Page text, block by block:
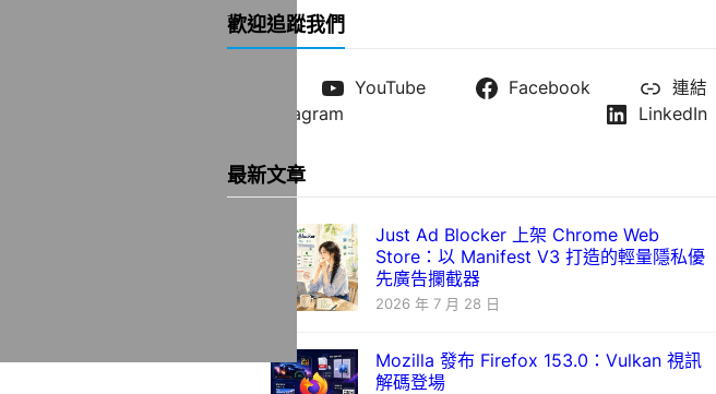
歡迎追蹤我們
YouTube Facebook
連結
Instagram
LinkedIn
最新文章
Just Ad Blocker 上架 Chrome Web
Store：以 Manifest V3 打造的輕量隱私優
先廣告攔截器
2026 年 7 月 28 日
Mozilla 發布 Firefox 153.0：Vulkan 視訊
解碼登場